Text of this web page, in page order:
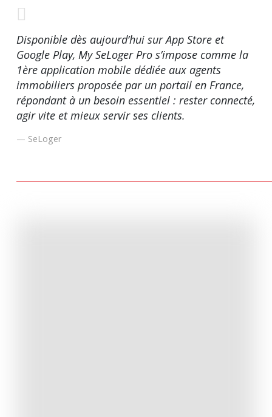
Disponible dès aujourd’hui sur App Store et
Google Play, My SeLoger Pro s’impose comme la
1ère application mobile dédiée aux agents
immobiliers proposée par un portail en France,
répondant à un besoin essentiel : rester connecté,
agir vite et mieux servir ses clients.
SeLoger